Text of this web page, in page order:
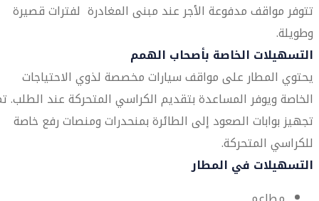
تتوفر مواقف مدفوعة الأجر عند مبنى المغادرة لفترات قصيرة
وطويلة.
التسهيلات الخاصة بأصحاب الهمم
يحتوي المطار على مواقف سيارات مخصصة لذوي الاحتياجات
الخاصة ويوفر المساعدة بتقديم الكراسي المتحركة عند الطلب.
تجهيز بوابات الصعود إلى الطائرة بمنحدرات ومنصات رفع خاصة
للكراسي المتحركة.
التسهيلات في المطار